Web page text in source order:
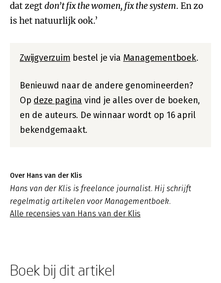
dat zegtdon’t fix the women, fix the system. En zo
is het natuurlijk ook.’
Zwijgverzuim bestel je via Managementboek.
Benieuwd naar de andere genomineerden?
Op deze pagina vind je alles over de boeken,
en de auteurs. De winnaar wordt op 16 april
bekendgemaakt.
Over Hans van der Klis
Hans van der Klis is freelance journalist. Hij schrijft
regelmatig artikelen voor Managementboek.
Alle recensies van Hans van der Klis
Boek bij dit artikel